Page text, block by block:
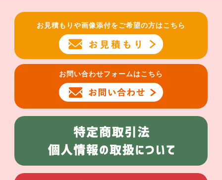
お見積もりや画像添付をご希望の方はこちら
お問い合わせフォームはこちら